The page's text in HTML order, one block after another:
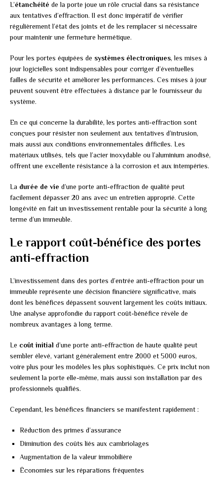
L’étanchéité de la porte joue un rôle crucial dans sa résistance
aux tentatives d’effraction. Il est donc impératif de vérifier
régulièrement l’état des joints et de les remplacer si nécessaire
pour maintenir une fermeture hermétique.
Pour les portes équipées de systèmes électroniques, les mises à
jour logicielles sont indispensables pour corriger d’éventuelles
failles de sécurité et améliorer les performances. Ces mises à jour
peuvent souvent être effectuées à distance par le fournisseur du
système.
En ce qui concerne la durabilité, les portes anti-effraction sont
conçues pour résister non seulement aux tentatives d’intrusion,
mais aussi aux conditions environnementales difficiles. Les
matériaux utilisés, tels que l’acier inoxydable ou l’aluminium anodisé,
offrent une excellente résistance à la corrosion et aux intempéries.
La durée de vie d’une porte anti-effraction de qualité peut
facilement dépasser 20 ans avec un entretien approprié. Cette
longévité en fait un investissement rentable pour la sécurité à long
terme d’un immeuble.
Le rapport coût-bénéfice des portes
anti-effraction
L’investissement dans des portes d’entrée anti-effraction pour un
immeuble représente une décision financière significative, mais
dont les bénéfices dépassent souvent largement les coûts initiaux.
Une analyse approfondie du rapport coût-bénéfice révèle de
nombreux avantages à long terme.
Le coût initial d’une porte anti-effraction de haute qualité peut
sembler élevé, variant généralement entre 2000 et 5000 euros,
voire plus pour les modèles les plus sophistiqués. Ce prix inclut non
seulement la porte elle-même, mais aussi son installation par des
professionnels qualifiés.
Cependant, les bénéfices financiers se manifestent rapidement :
Réduction des primes d’assurance
Diminution des coûts liés aux cambriolages
Augmentation de la valeur immobilière
Économies sur les réparations fréquentes